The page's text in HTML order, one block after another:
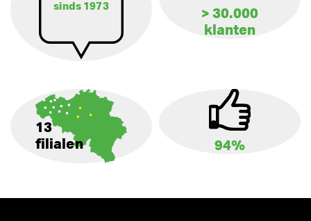
sinds 1973
> 30.000
klanten
13
filialen
94%